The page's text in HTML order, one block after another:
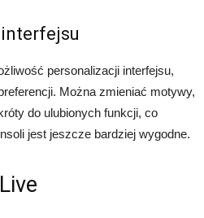
personalizacji interfejsu,
Można zmieniać motywy,
do ulubionych funkcji, co
jest jeszcze bardziej wygodne.